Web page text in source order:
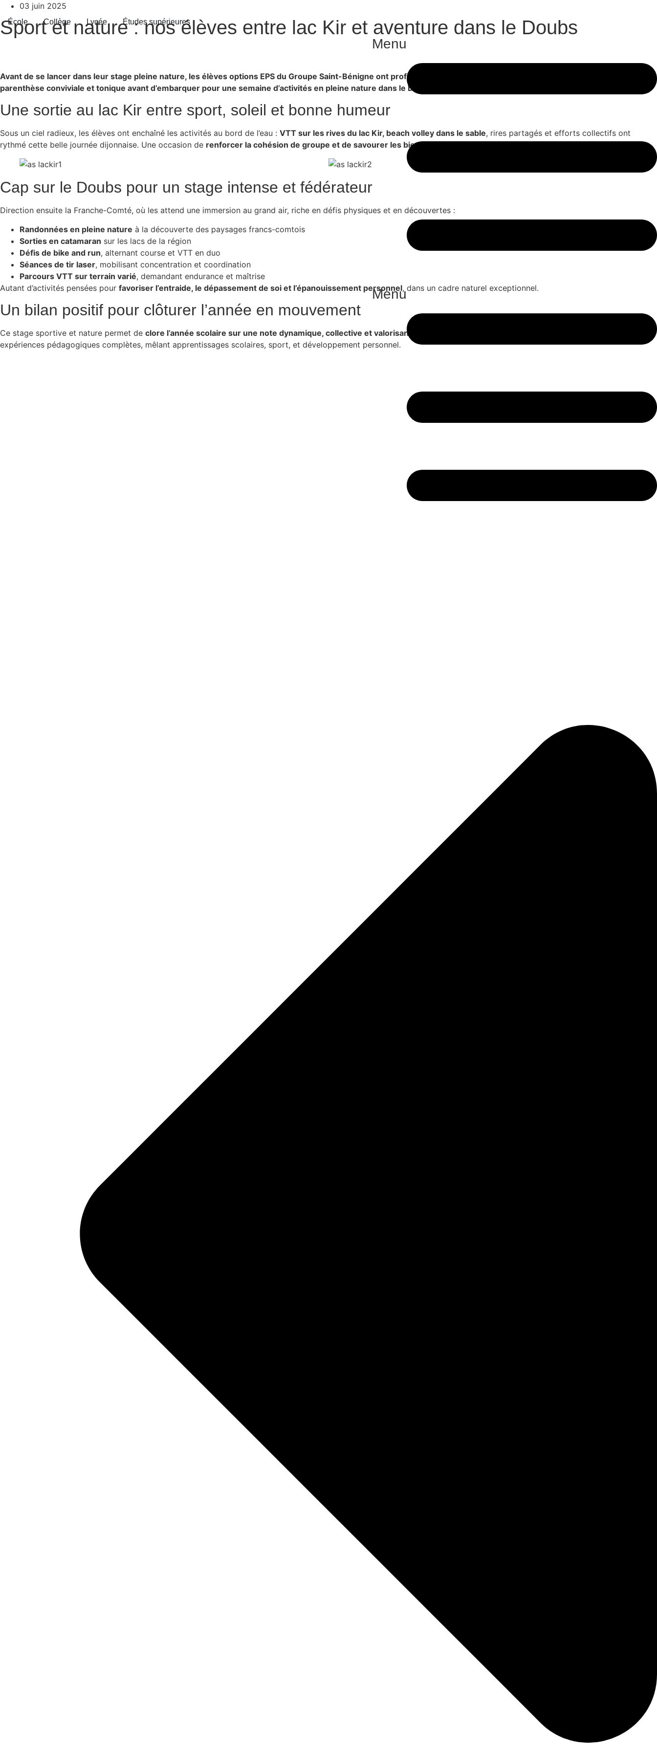
Aller
contenu
École Collège Lycée Études supérieures
Menu
Menu
03 juin 2025
Sport et nature : nos élèves entre lac Kir et aventure dans le Doubs
Avant de se lancer dans leur stage pleine nature, les élèves options EPS du Groupe Saint-Bénigne ont profité d’une dernière journée sportive au lac Kir, à Dijon. Une
parenthèse conviviale et tonique avant d’embarquer pour une semaine d’activités en pleine nature dans le Doubs.
Une sortie au lac Kir entre sport, soleil et bonne humeur
Sous un ciel radieux, les élèves ont enchaîné les activités au bord de l’eau : VTT sur les rives du lac Kir, beach volley dans le sable, rires partagés et efforts collectifs ont
rythmé cette belle journée dijonnaise. Une occasion de renforcer la cohésion de groupe et de savourer les bienfaits du sport en plein air
Cap sur le Doubs pour un stage intense et fédérateur
Direction ensuite la Franche-Comté, où les attend une immersion au grand air, riche en défis physiques et en découvertes :
Randonnées en pleine nature à la découverte des paysages francs-comtois
Sorties en catamaran sur les lacs de la région
Défis de bike and run, alternant course et VTT en duo
Séances de tir laser, mobilisant concentration et coordination
Parcours VTT sur terrain varié, demandant endurance et maîtrise
Autant d’activités pensées pour favoriser l’entraide, le dépassement de soi et l’épanouissement personnel, dans un cadre naturel exceptionnel.
Un bilan positif pour clôturer l’année en mouvement
Ce stage sportive et nature permet de clore l’année scolaire sur une note dynamique, collective et valorisante
expériences pédagogiques complètes, mêlant apprentissages scolaires, sport, et développement personnel.